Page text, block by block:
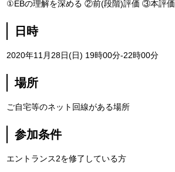
①EBの理解を深める ②前(段階)評価 ③本評価
日時
2020年11月28日(日) 19時00分-22時00分
場所
ご自宅等のネット回線がある場所
参加条件
エントランス2を修了している方